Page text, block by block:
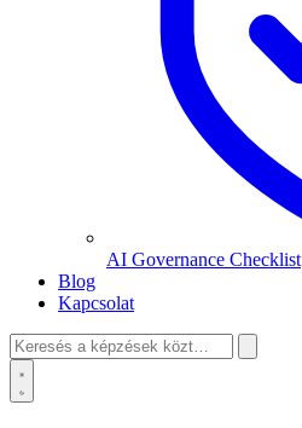
AI Governance Checklist
Blog
Kapcsolat